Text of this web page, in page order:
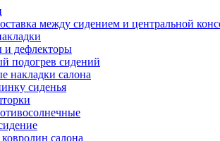
между сидением и центральной
и дефлекторы
подогрев сидений
накладки салона
сиденья
салона